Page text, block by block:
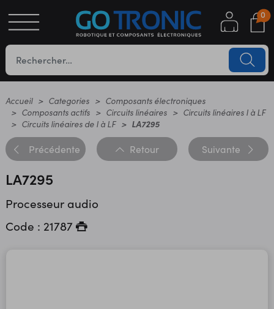
0
Accueil Categories
Composants électroniques
Composants actifs
Circuits linéaires
Circuits linéaires I à LF
Circuits linéaires de I à LF
LA7295
Précédente Retour Suivante
LA7295
Processeur audio
Code : 21787